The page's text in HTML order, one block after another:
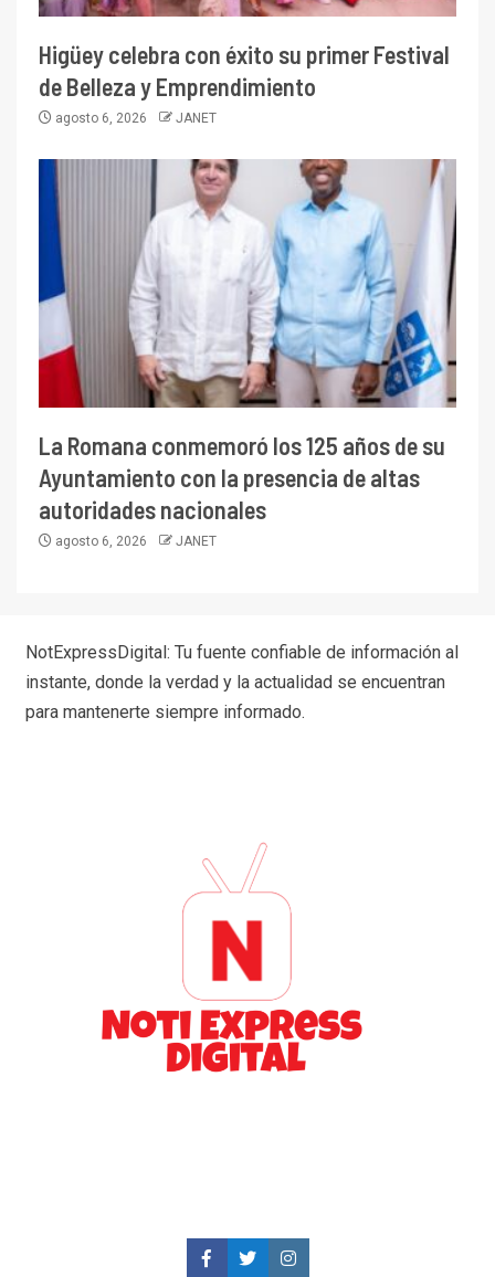
Higüey celebra con éxito su primer Festival
de Belleza y Emprendimiento
agosto 6, 2026 JANET
La Romana conmemoró los 125 años de su
Ayuntamiento con la presencia de altas
autoridades nacionales
agosto 6, 2026 JANET
NotExpressDigital: Tu fuente confiable de información al
instante, donde la verdad y la actualidad se encuentran
para mantenerte siempre informado.